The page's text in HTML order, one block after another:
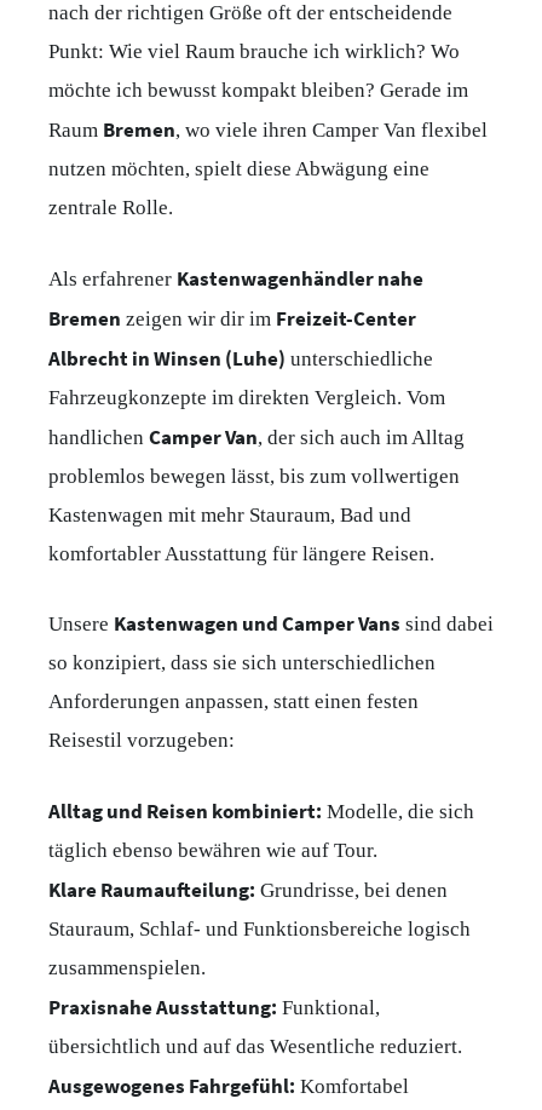
nach der richtigen Größe oft der entscheidende
Punkt: Wie viel Raum brauche ich wirklich? Wo
möchte ich bewusst kompakt bleiben? Gerade im
Raum Bremen, wo viele ihren Camper Van flexibel
nutzen möchten, spielt diese Abwägung eine
zentrale Rolle.
Als erfahrener Kastenwagenhändler nahe
Bremen zeigen wir dir im Freizeit-Center
Albrecht in Winsen (Luhe) unterschiedliche
Fahrzeugkonzepte im direkten Vergleich. Vom
handlichen Camper Van, der sich auch im Alltag
problemlos bewegen lässt, bis zum vollwertigen
Kastenwagen mit mehr Stauraum, Bad und
komfortabler Ausstattung für längere Reisen.
Unsere Kastenwagen und Camper Vans sind dabei
so konzipiert, dass sie sich unterschiedlichen
Anforderungen anpassen, statt einen festen
Reisestil vorzugeben:
Alltag und Reisen kombiniert: Modelle, die sich
täglich ebenso bewähren wie auf Tour.
Klare Raumaufteilung: Grundrisse, bei denen
Stauraum, Schlaf- und Funktionsbereiche logisch
zusammenspielen.
Praxisnahe Ausstattung: Funktional,
übersichtlich und auf das Wesentliche reduziert.
Ausgewogenes Fahrgefühl: Komfortabel